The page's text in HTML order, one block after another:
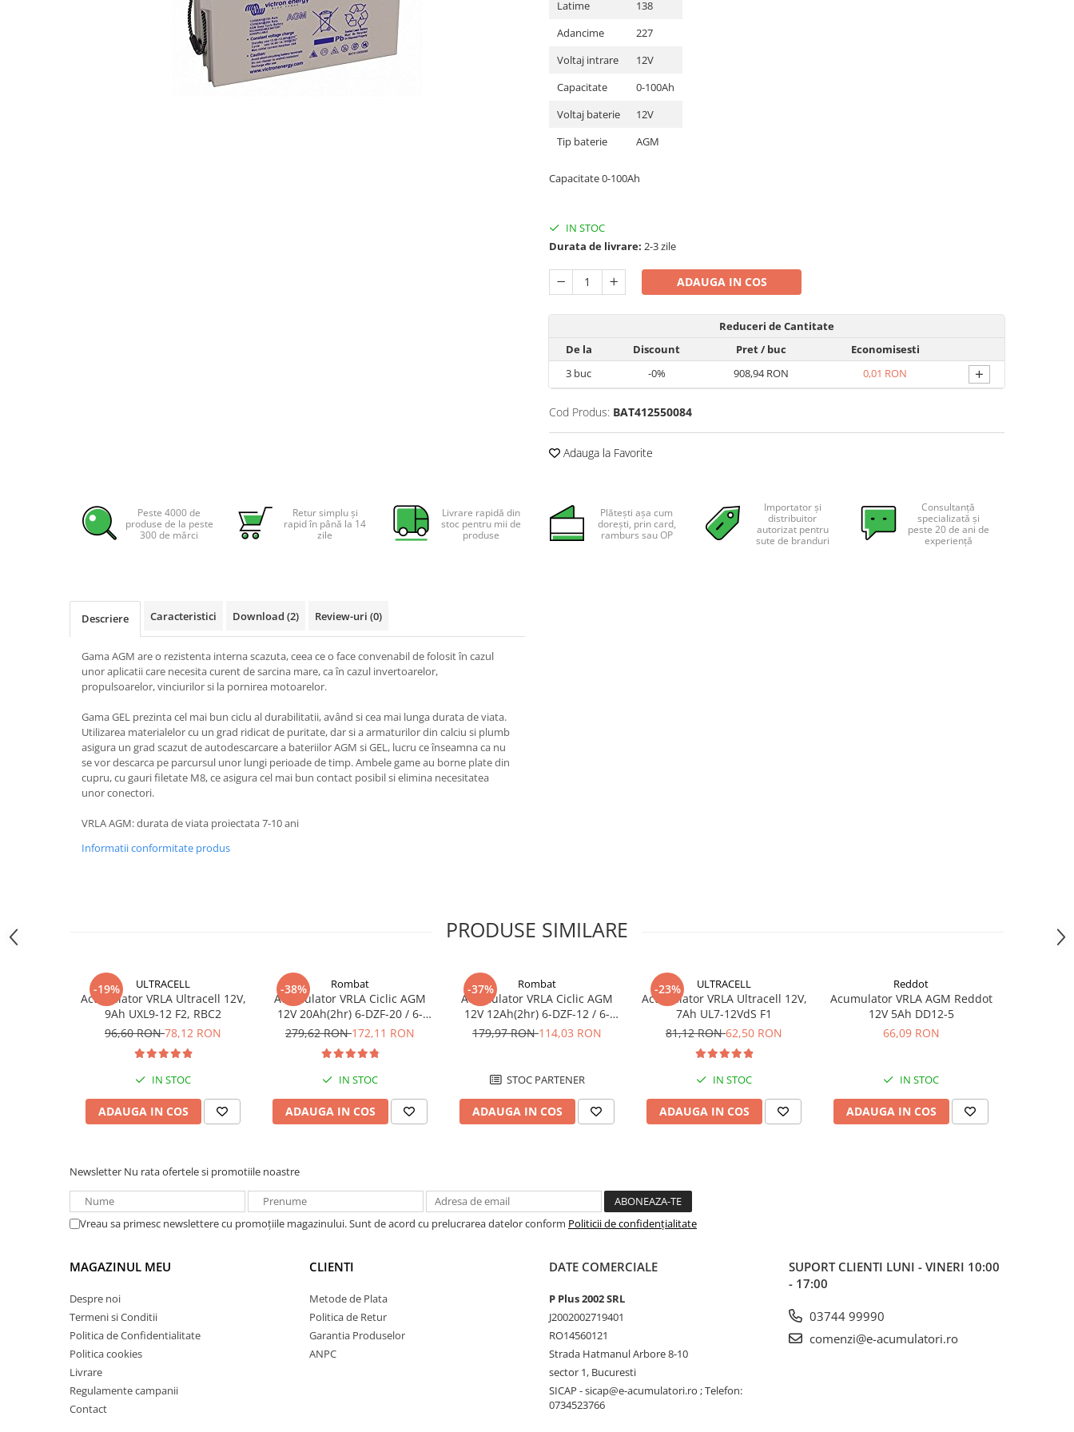
Pachete sisteme fotovoltaice
Statii de incarcare vehicule
Prize de incarcare vehicule
Acumulatori VRLA AGM/GEL /
Tractiune / LiFePo4
Baterii si acumulatori gel si VRLA
Baterii si acumulatori AGM VRLA
Acumulatori Moto, ATV
SLA AGM (Sealed Lead Acid)
Deep Cycle - Tractiune/Semi-
Marine & Caravan
Pachete acumulatori VRLA
Sisteme de management (BMS)
Redresoare, incarcatoare si testere
Redresoare auto, moto, barci si
UPS pentru centrale termice si
sisteme de urgenta - acumulator
UPS Calculatoare si Servere
Stabilizatoare Tensiune
energiei electrice
Cabinete baterii
Acumulatori UPS
Drumetii / Camping
Latime
138
Adancime
227
Voltaj intrare
12V
Capacitate
0-100Ah
Voltaj baterie
12V
Tip baterie
AGM
Capacitate 0-100Ah
IN STOC
Durata de livrare: 2-3 zile
ADAUGA IN COS
Reduceri de Cantitate
De la
Discount Pret/ buc
Economisesti
3 buc -0% 908,94 RON 0,01 RON +
Cod Produs: BAT412550084
Adauga la Favorite
Peste 4000 de
produse de la peste
300 de mărci
Retur simplu și
rapid în până la 14
zile
Livrare rapidă din
stoc pentru mii de
produse
Plătești așa cum
dorești, prin card,
ramburs sau OP
Importator și
distribuitor
autorizat pentru
sute de branduri
Consultanță
specializată și
peste 20 de ani de
experiență
Descriere Caracteristici Download (2) Review-uri (0)
Gama AGM are o rezistenta interna scazuta, ceea ce o face convenabil de folosit în cazul
unor aplicatii care necesita curent de sarcina mare, ca în cazul invertoarelor,
propulsoarelor, vinciurilor si la pornirea motoarelor.
Gama GEL prezinta cel mai bun ciclu al durabilitatii, având si cea mai lunga durata de viata.
Utilizarea materialelor cu un grad ridicat de puritate, dar si a armaturilor din calciu si plumb
asigura un grad scazut de autodescarcare a bateriilor AGM si GEL, lucru ce înseamna ca nu
se vor descarca pe parcursul unor lungi perioade de timp. Ambele game au borne plate din
cupru, cu gauri filetate M8, ce asigura cel mai bun contact posibil si elimina necesitatea
unor conectori.
VRLA AGM: durata de viata proiectata 7-10 ani
Informatii conformitate produs
PRODUSE SIMILARE
-19% ULTRACELL
Acumulator VRLA Ultracell 12V,
9Ah UXL9-12 F2, RBC2
96,60 RON78,12 RON
IN STOC
ADAUGA IN COS
-38% Rombat
Acumulator VRLA Ciclic AGM
12V 20Ah(2hr) 6-DZF-20 / 6-
DZM-20 pentru biciclete
279,62 RON172,11 RON
IN STOC
ADAUGA IN COS
-37% Rombat
Acumulator VRLA Ciclic AGM
12V 12Ah(2hr) 6-DZF-12 / 6-
DZM-12 pentru biciclete
179,97 RON114,03 RON
STOC PARTENER
ADAUGA IN COS
-23% ULTRACELL
Acumulator VRLA Ultracell 12V,
7Ah UL7-12VdS F1
81,12 RON62,50 RON
IN STOC
ADAUGA IN COS
Reddot
Acumulator VRLA AGM Reddot
12V 5Ah DD12-5
66,09 RON
IN STOC
ADAUGA IN COS
Newsletter Nu rata ofertele si promotiile noastre
Vreau sa primesc newslettere cu promoțiile magazinului. Sunt de acord cu prelucrarea datelor conform Politicii de confidențialitate
MAGAZINUL MEU
Despre noi
Termeni si Conditii
Politica de Confidentialitate
Politica cookies
Livrare
Regulamente campanii
Contact
CLIENTI
Metode de Plata
Politica de Retur
Garantia Produselor
ANPC
DATE COMERCIALE
P Plus 2002 SRL
J2002002719401
RO14560121
Strada Hatmanul Arbore 8-10
sector 1, Bucuresti
SICAP - sicap@e-acumulatori.ro ; Telefon:
0734523766
SUPORT CLIENTI LUNI - VINERI 10:00
- 17:00
03744 99990
comenzi@e-acumulatori.ro